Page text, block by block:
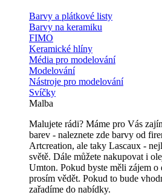
Barvy a plátkové listy
Barvy na keramiku
FIMO
Keramické hlíny
Média pro modelování
Modelování
Nástroje pro modelování
Svíčky
Malba
Malujete rádi? Máme pro Vás
barev - naleznete zde barvy od
Artcreation, ale taky Lascaux -
světě. Dále můžete nakupovat i
Umton. Pokud byste měli zájem o
prosím vědět. Pokud to bude
zařadíme do nabídky.